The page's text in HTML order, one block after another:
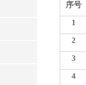
序号
1
2
3
4